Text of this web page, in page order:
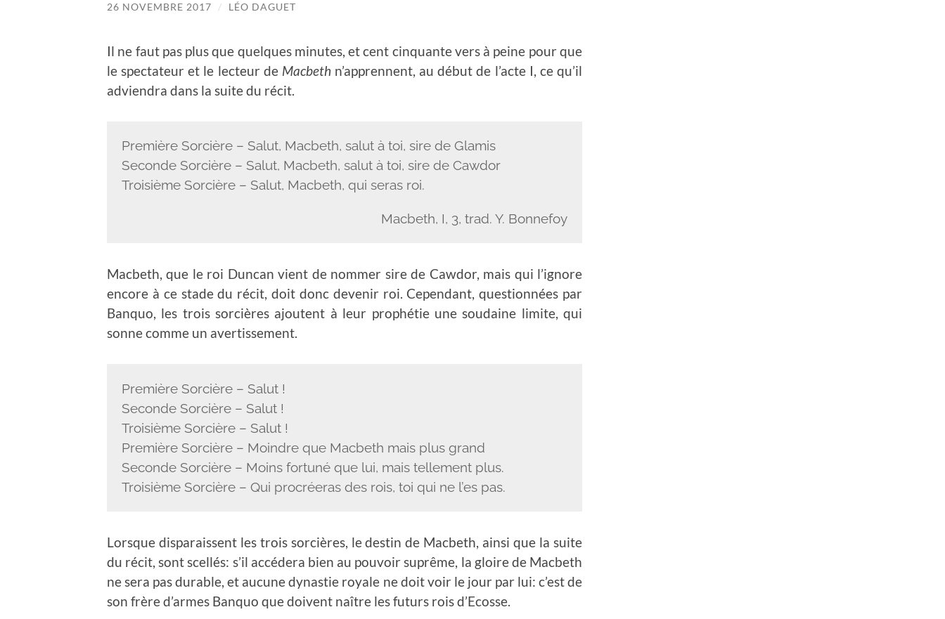
26 NOVEMBRE 2017 / LÉO DAGUET
Il ne faut pas plus que quelques minutes, et cent cinquante vers à peine pour que
le spectateur et le lecteur de Macbeth n’apprennent, au début de l’acte I, ce qu’il
adviendra dans la suite du récit.
Première Sorcière – Salut, Macbeth, salut à toi, sire de Glamis
Seconde Sorcière – Salut, Macbeth, salut à toi, sire de Cawdor
Troisième Sorcière – Salut, Macbeth, qui seras roi.
Macbeth, I, 3, trad. Y. Bonnefoy
Macbeth, que le roi Duncan vient de nommer sire de Cawdor, mais qui l’ignore
encore à ce stade du récit, doit donc devenir roi. Cependant, questionnées par
Banquo, les trois sorcières ajoutent à leur prophétie une soudaine limite, qui
sonne comme un avertissement.
Première Sorcière – Salut !
Seconde Sorcière – Salut !
Troisième Sorcière – Salut !
Première Sorcière – Moindre que Macbeth mais plus grand
Seconde Sorcière – Moins fortuné que lui, mais tellement plus.
Troisième Sorcière – Qui procréeras des rois, toi qui ne l’es pas.
Lorsque disparaissent les trois sorcières, le destin de Macbeth, ainsi que la suite
du récit, sont scellés: s’il accédera bien au pouvoir suprême, la gloire de Macbeth
ne sera pas durable, et aucune dynastie royale ne doit voir le jour par lui: c’est de
son frère d’armes Banquo que doivent naître les futurs rois d’Ecosse.